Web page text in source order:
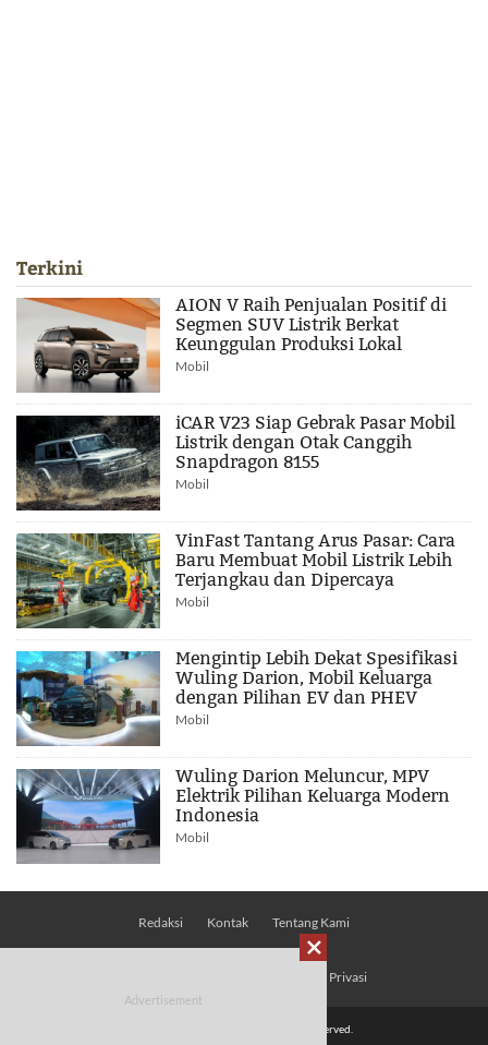
Terkini
AION V Raih Penjualan Positif di
Segmen SUV Listrik Berkat
Keunggulan Produksi Lokal
Mobil
iCAR V23 Siap Gebrak Pasar Mobil
Listrik dengan Otak Canggih
Snapdragon 8155
Mobil
VinFast Tantang Arus Pasar: Cara
Baru Membuat Mobil Listrik Lebih
Terjangkau dan Dipercaya
Mobil
Mengintip Lebih Dekat Spesifikasi
Wuling Darion, Mobil Keluarga
dengan Pilihan EV dan PHEV
Mobil
Wuling Darion Meluncur, MPV
Elektrik Pilihan Keluarga Modern
Indonesia
Mobil
Redaksi Kontak Tentang Kami
Kebijakan Privasi
© 2026 Mobimoto.com - All Rights Reserved.
